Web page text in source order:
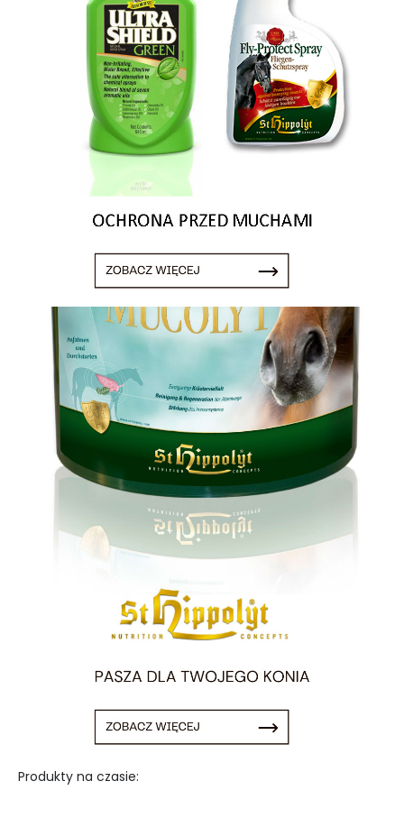
Produkty na czasie: